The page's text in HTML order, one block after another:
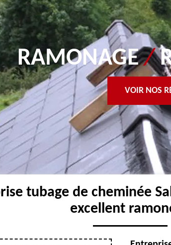
RAMONAGE/
VOIR NOS
tubage de cheminée
excellent